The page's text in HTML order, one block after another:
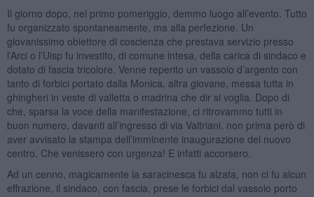
Il giorno dopo, nel primo pomeriggio, demmo luogo all’evento. Tutto
fu organizzato spontaneamente, ma alla perfezione. Un
giovanissimo obiettore di coscienza che prestava servizio presso
l’Arci o l’Uisp fu investito, di comune intesa, della carica di sindaco e
dotato di fascia tricolore. Venne reperito un vassoio d’argento con
tanto di forbici portato dalla Monica, altra giovane, messa tutta in
ghingheri in veste di valletta o madrina che dir si voglia. Dopo di
che, sparsa la voce della manifestazione, ci ritrovammo tutti in
buon numero, davanti all’ingresso di via Valtriani, non prima però di
aver avvisato la stampa dell’imminente inaugurazione del nuovo
centro. Che venissero con urgenza! E infatti accorsero.
Ad un cenno, magicamente la saracinesca fu alzata, non ci fu alcun
effrazione, il sindaco, con fascia, prese le forbici dal vassoio porto